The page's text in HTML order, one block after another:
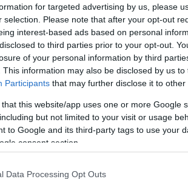
for targeted advertising by us, please
selection. Please note that after your opt-out
interest-based ads based on personal
to third parties prior to your opt-out.
of your personal information by third
This information may also be disclosed by us
Participants that may further disclose it to other
that this website/app uses one or more Google
but not limited to your visit or usage
to Google and its third-party tags to use your
consent section.
Data Processing Opt Outs
tudja elemezni a legjobb
draft botot használva vizualizálja
esélyeket.
köszönhetően a Team
miközben a játékosok és edzők
készülhetnek fel az
tanácsadói számára lehetővé
rögzítsék a számlázható
terheket és növelve a